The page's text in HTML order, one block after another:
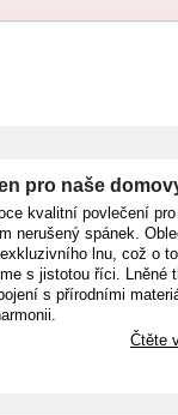
pro naše
kvalitní povlečení pro
nerušený spánek.
lnu, což o
s jistotou říci. Lněné
s přírodními
Čtěte